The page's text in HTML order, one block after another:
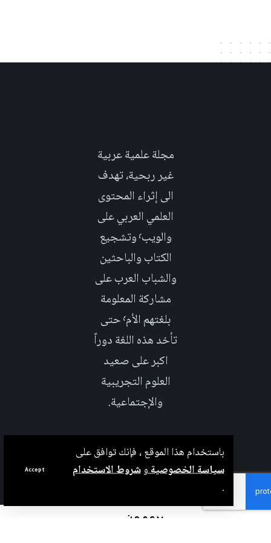
باستخدام هذا الموقع ، فإنك توافق على
سياسة الخصوصيةوشروط الاستخدام
مجلة علمية عربية
غير ربحية، تهدف
الى إثراء المحتوى
العلمي العربي على
والويب٬ وتشجيع
الكتاب والباحثين
والشباب العرب على
مشاركة المعلومة
بلغتهم الأم٬ حتى
تأخد هذه اللغة دوراً
اكبر على صعيد
العلوم التجريبية
والإجتماعية.
بدعم من